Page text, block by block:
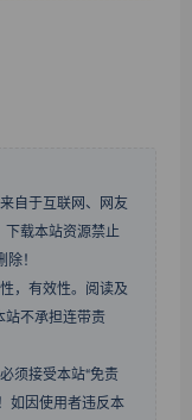
自于互联网、网友
下载本站资源禁止
！
，有效性。阅读及
站不承担连带责
须接受本站“免责
如因使用者违反本